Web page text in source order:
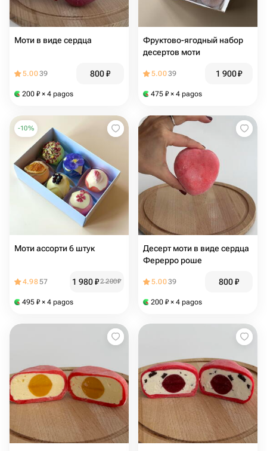
Моти в виде сердца
5.0039 800₽
200 ₽ × 4 pagos
Фруктово-ягодный набор
десертов моти
5.0039 1 900₽
475 ₽ × 4 pagos
-10%
Моти ассорти 6 штук
4.9857 1 980₽2 200₽
495 ₽ × 4 pagos
Десерт моти в виде сердца
Ферерро роше
5.0039 800₽
200 ₽ × 4 pagos